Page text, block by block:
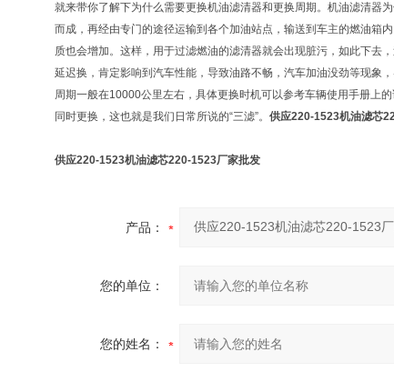
就来带你了解下为什么需要更换机油滤清器和更换周期。机油滤清器
而成，再经由专门的途径运输到各个加油站点，输送到车主的燃油箱
质也会增加。这样，用于过滤燃油的滤清器就会出现脏污，如此下去
延迟换，肯定影响到汽车性能，导致油路不畅，汽车加油没劲等现象
周期一般在10000公里左右，具体更换时机可以参考车辆使用手册上
同时更换，这也就是我们日常所说的“三滤”。 供应220-1523机油滤芯
供应220-1523机油滤芯220-1523厂家批发
产品：
您的单位：
您的姓名：